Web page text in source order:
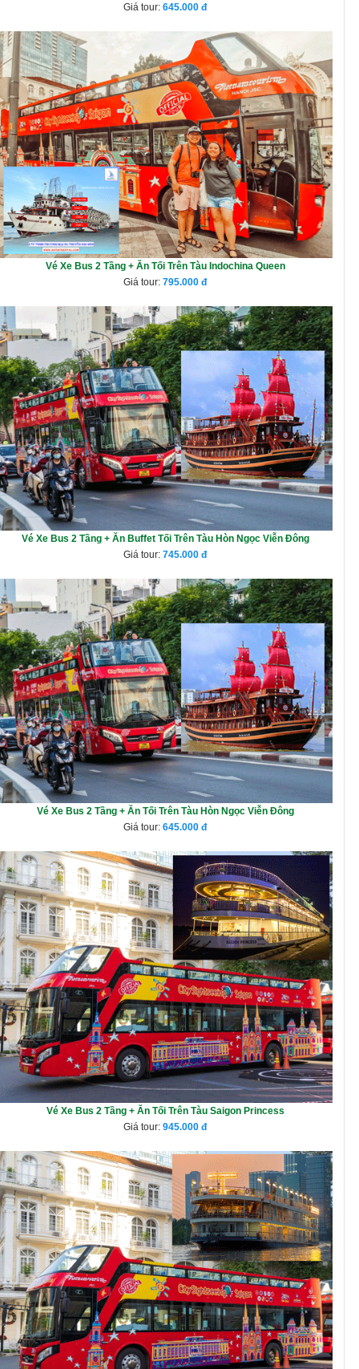
Giá tour: 645.000
Vé Xe Bus 2 Tầng + Ăn Tối Trên Tàu Indochina Queen
Giá tour: 795.000
Vé Xe Bus 2 Tầng + Ăn Buffet Tối Trên Tàu Hòn Ngọc Viễn Đông
Giá tour: 745.000
Vé Xe Bus 2 Tầng + Ăn Tối Trên Tàu Hòn Ngọc Viễn Đông
Giá tour: 645.000
Vé Xe Bus 2 Tầng + Ăn Tối Trên Tàu Saigon Princess
Giá tour: 945.000